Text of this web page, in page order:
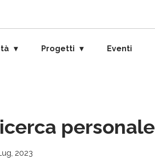
Progetti Eventi
personale
2023